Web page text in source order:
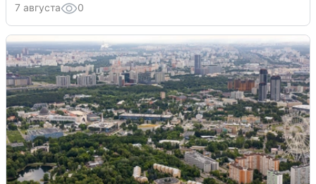
7 августа 0